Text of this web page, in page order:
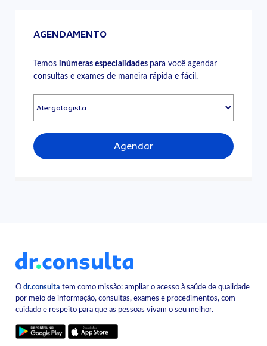
AGENDAMENTO
Temosinúmeras especialidades para você agendar
consultas e exames de maneira rápida e fácil.
Agendar
Odr.consulta tem como missão: ampliar o acesso à saúde de qualidade
por meio de informação, consultas, exames e procedimentos, com
cuidado e respeito para que as pessoas vivam o seu melhor.